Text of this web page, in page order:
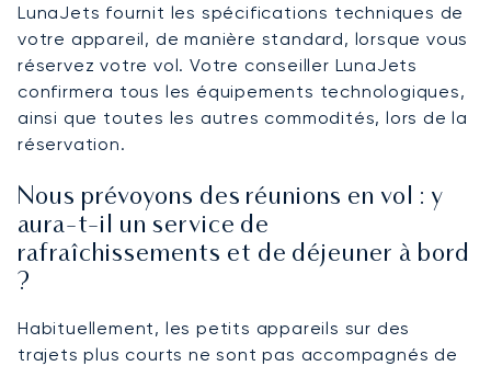
LunaJets fournit les spécifications techniques de
votre appareil, de manière standard, lorsque vous
réservez votre vol. Votre conseiller LunaJets
confirmera tous les équipements technologiques,
ainsi que toutes les autres commodités, lors de la
réservation.
Nous prévoyons des réunions en vol : y
aura-t-il un service de
rafraîchissements et de déjeuner à bord
?
Habituellement, les petits appareils sur des
trajets plus courts ne sont pas accompagnés de